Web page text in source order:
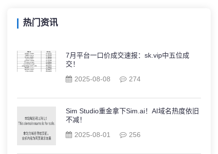
热门资讯
7月平台一口价成交速报：sk.vip中五位成
交！
2025-08-08
274
Sim Studio重金拿下Sim.ai！AI域名热度依旧
不减！
2025-08-01
256